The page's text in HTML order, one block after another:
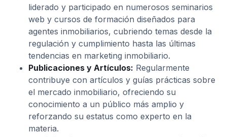
liderado y participado en numerosos seminarios
web y cursos de formación diseñados para
agentes inmobiliarios, cubriendo temas desde la
regulación y cumplimiento hasta las últimas
tendencias en marketing inmobiliario.
Publicaciones y Artículos: Regularmente
contribuye con artículos y guías prácticas sobre
el mercado inmobiliario, ofreciendo su
conocimiento a un público más amplio y
reforzando su estatus como experto en la
materia.